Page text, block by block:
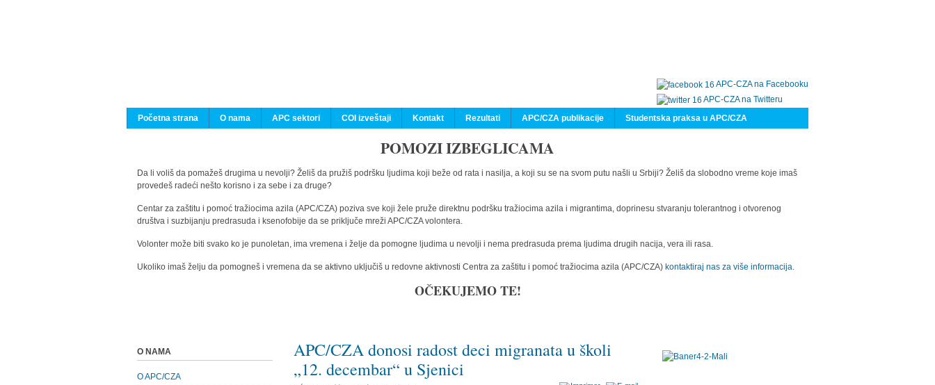
APC-CZA na Facebooku
APC-CZA na Twitteru
Početna strana
O nama APC sektori COI izveštaji Kontakt Rezultati APC/CZA publikacije Studentska praksa u APC/CZA
POMOZI IZBEGLICAMA
Da li voliš da pomažeš drugima u nevolji? Želiš da pružiš podršku ljudima koji beže od rata i nasilja, a koji su se na svom putu našli u Srbiji? Želiš da slobodno vreme koje imaš
provedeš radeći nešto korisno i za sebe i za druge?
Centar za zaštitu i pomoć tražiocima azila (APC/CZA) poziva sve koji žele pruže direktnu podršku tražiocima azila i migrantima, doprinesu stvaranju tolerantnog i otvorenog
društva i suzbijanju predrasuda i ksenofobije da se priključe mreži APC/CZA volontera.
Volonter može biti svako ko je punoletan, ima vremena i želje da pomogne ljudima u nevolji i nema predrasuda prema ljudima drugih nacija, vera ili rasa.
Ukoliko imaš želju da pomogneš i vremena da se aktivno uključiš u redovne aktivnosti Centra za zaštitu i pomoć tražiocima azila (APC/CZA) kontaktiraj nas za više informacija.
OČEKUJEMO TE!
APC/CZA donosi radost deci migranata u školi
„12. decembar“ u Sjenici
O NAMA
O APC/CZA